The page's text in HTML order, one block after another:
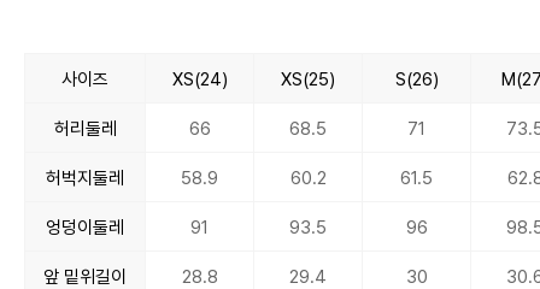
사이즈 XS(24) XS(25) S(26)
허리둘레 66 68.5 71
허벅지둘레 58.9 60.2 61.5
엉덩이둘레 91 93.5 96
앞 밑위길이 28.8 29.4 30